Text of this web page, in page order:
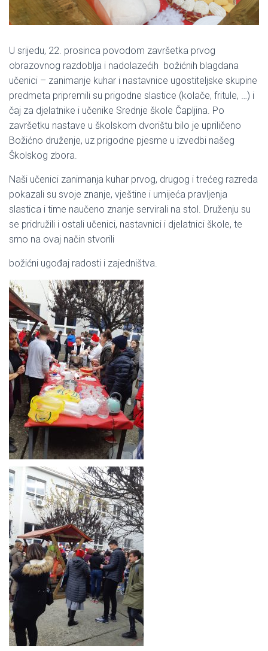
U srijedu, 22. prosinca povodom završetka prvog
obrazovnog razdoblja i nadolazećih božićnih blagdana
učenici – zanimanje kuhar i nastavnice ugostiteljske skupine
predmeta pripremili su prigodne slastice (kolače, fritule, …) i
čaj za djelatnike i učenike Srednje škole Čapljina. Po
završetku nastave u školskom dvorištu bilo je upriličeno
Božićno druženje, uz prigodne pjesme u izvedbi našeg
Školskog zbora.
Naši učenici zanimanja kuhar prvog, drugog i trećeg razreda
pokazali su svoje znanje, vještine i umijeća pravljenja
slastica i time naučeno znanje servirali na stol. Druženju su
se pridružili i ostali učenici, nastavnici i djelatnici škole, te
smo na ovaj način stvorili
božićni ugođaj radosti i zajedništva.